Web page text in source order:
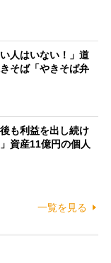
人はいない！」道
そば「やきそば弁
も利益を出し続け
資産11億円の個人
一覧を見る